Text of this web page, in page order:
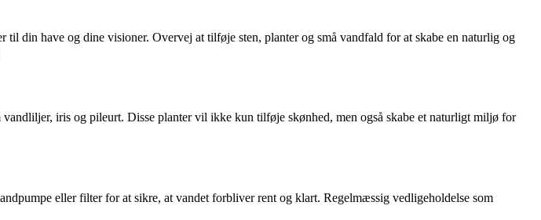
din have og dine visioner. Overvej at tilføje sten, planter og små vandfald for at skabe en naturlig og
iris og pileurt. Disse planter vil ikke kun tilføje skønhed, men også skabe et naturligt miljø for
eller filter for at sikre, at vandet forbliver rent og klart. Regelmæssig vedligeholdelse som